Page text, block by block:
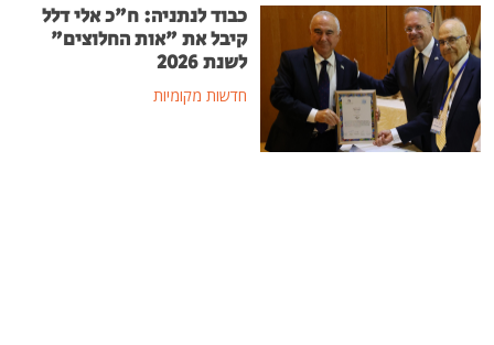
כבוד לנתניה: ח"כ אלי דלל
קיבל את "אות החלוצים"
לשנת 2026
חדשות מקומיות